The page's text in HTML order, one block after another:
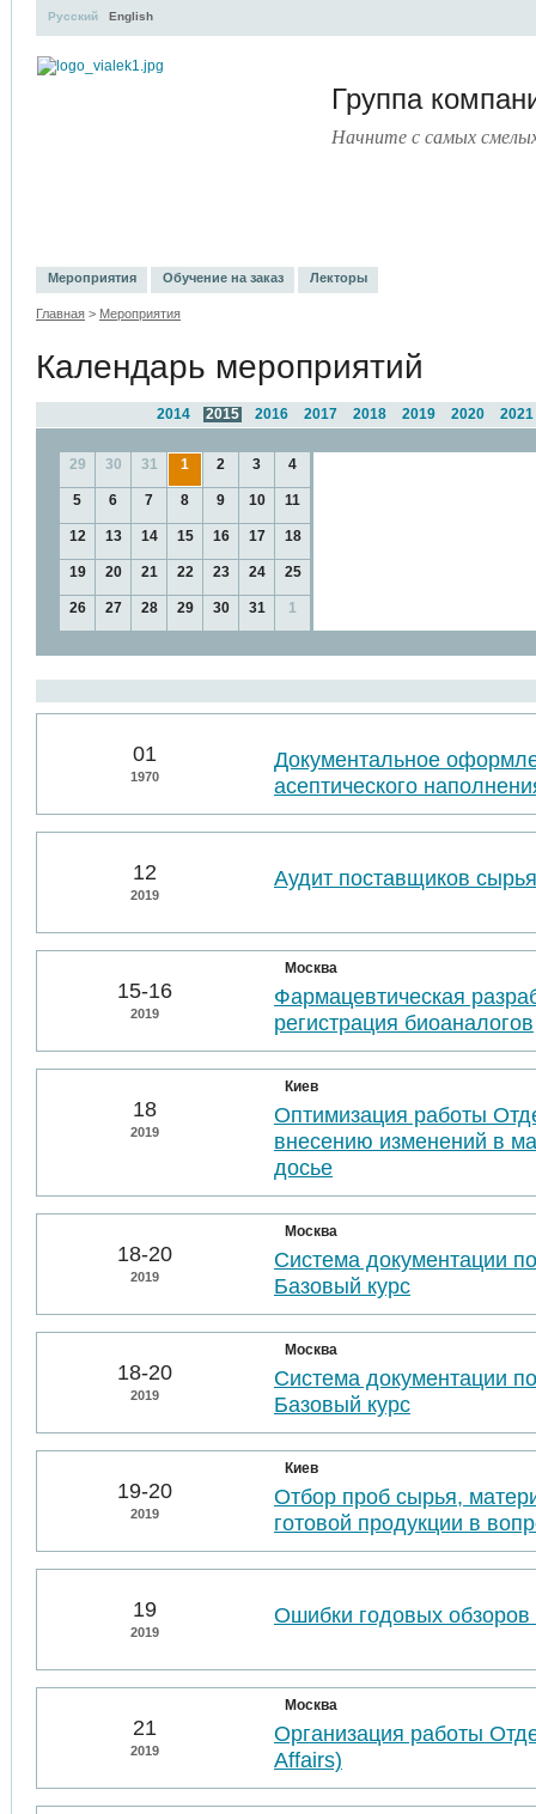
Группа
Начните с самых
Русский English
Мероприятия Обучение на заказ Лекторы
Главная > Мероприятия
Календарь мероприятий
2021
2020
2019
2018
2017
2016
2015
2014
29 30 31 1 2 3 4
5 6 7 8 9 10 11
12 13 14 15 16 17 18
19 20 21 22 23 24 25
26 27 28 29 30 31 1
01
1970
Документальное
асептического
12
2019
Аудит поставщиков
15-16
2019
Москва
Фармацевтическая
регистрация биоаналогов
18
2019
Киев
Оптимизация работы
внесению изменений в
досье
18-20
2019
Москва
Система документации
Базовый курс
18-20
2019
Москва
Система документации
Базовый курс
19-20
2019
Киев
Отбор проб сырья,
готовой продукции в
19
2019
Ошибки годовых обзоров
21
2019
Москва
Организация работы
Affairs)